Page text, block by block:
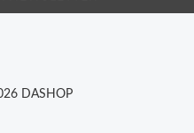
DASHOP